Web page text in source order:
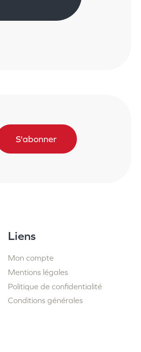
S'abonner
Liens
Mon compte
Mentions légales
Politique de confidentialité
Conditions générales